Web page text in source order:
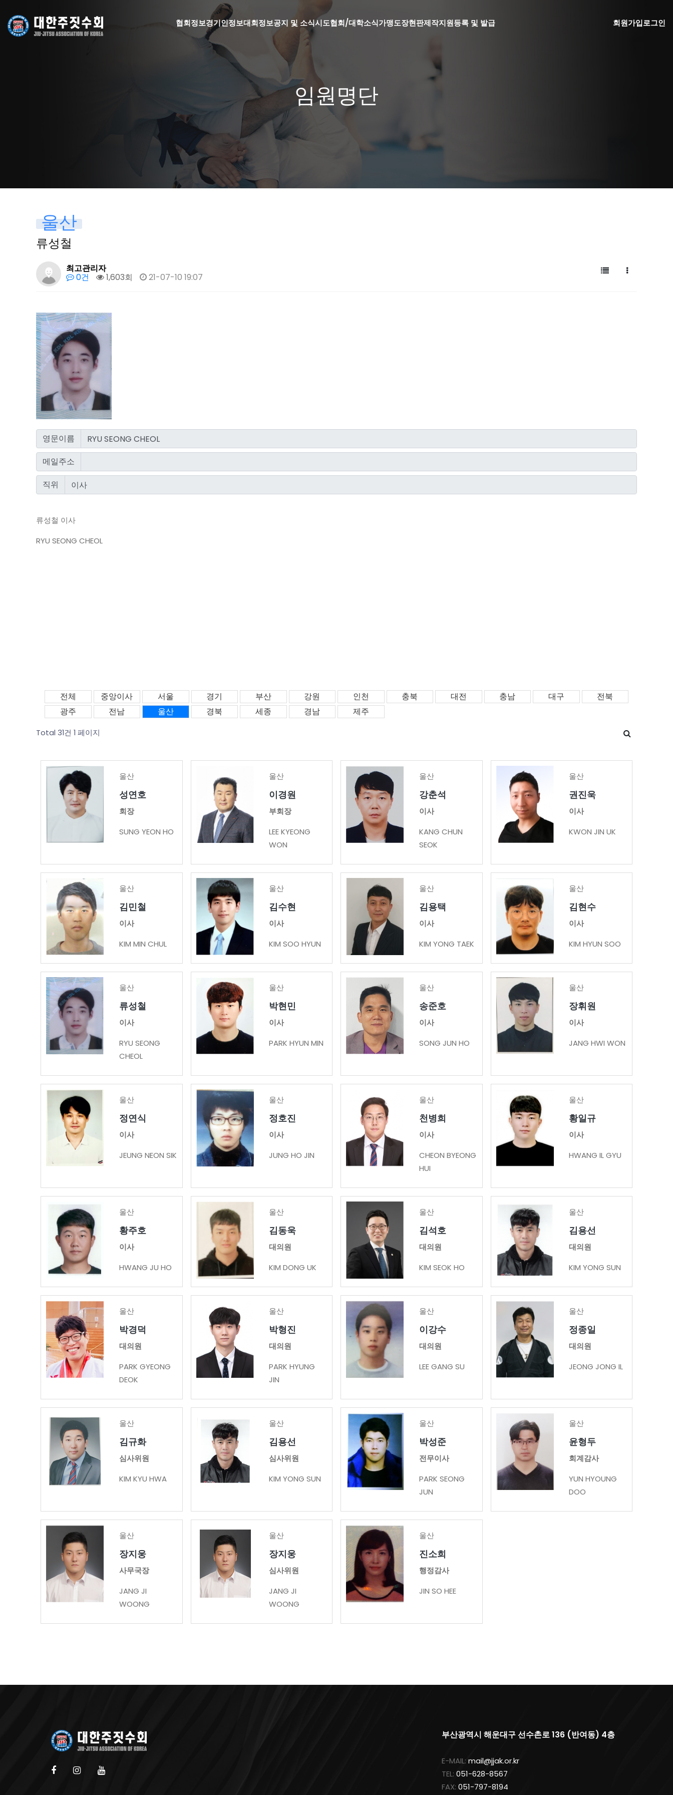
협회정보경기인정보대회정보공지 및 소식시도협회/대학소식가맹도장현판제작지원등록 및 발급 회원가입로그인
임원명단
울산
류성철
최고관리자
0건 1,603회 21-07-10 19:07
영문이름
메일주소
직위
류성철 이사
RYU SEONG CHEOL
전체 중앙이사 서울 경기 부산 강원 인천 충북 대전 충남 대구
전북
광주
전남 울산 경북 세종 경남 제주
Total 31건 1 페이지
울산
성연호
회장
SUNG YEON HO
울산
이경원
부회장
LEE KYEONG
WON
울산
강춘석
이사
KANG CHUN
SEOK
울산
권진욱
이사
KWON JIN UK
울산
김민철
이사
KIM MIN CHUL
울산
김수현
이사
KIM SOO HYUN
울산
김용택
이사
KIM YONG TAEK
울산
김현수
이사
KIM HYUN SOO
울산
류성철
이사
RYU SEONG
CHEOL
울산
박현민
이사
PARK HYUN MIN
울산
송준호
이사
SONG JUN HO
울산
장휘원
이사
JANG HWI WON
울산
정연식
이사
JEUNG NEON SIK
울산
정호진
이사
JUNG HO JIN
울산
천병희
이사
CHEON BYEONG
HUI
울산
황일규
이사
HWANG IL GYU
울산
황주호
이사
HWANG JU HO
울산
김동욱
대의원
KIM DONG UK
울산
김석호
대의원
KIM SEOK HO
울산
김용선
대의원
KIM YONG SUN
울산
박경덕
대의원
PARK GYEONG
DEOK
울산
박형진
대의원
PARK HYUNG
JIN
울산
이강수
대의원
LEE GANG SU
울산
정종일
대의원
JEONG JONG IL
울산
김규화
심사위원
KIM KYU HWA
울산
김용선
심사위원
KIM YONG SUN
울산
박성준
전무이사
PARK SEONG
JUN
울산
윤형두
회계감사
YUN HYOUNG
DOO
울산
장지웅
사무국장
JANG JI
WOONG
울산
장지웅
심사위원
JANG JI
WOONG
울산
진소희
행정감사
JIN SO HEE
부산광역시 해운대구 선수촌로 136 (반여동) 4층
E-MAIL: mail@jjak.or.kr
TEL: 051-628-8567
FAX: 051-797-8194